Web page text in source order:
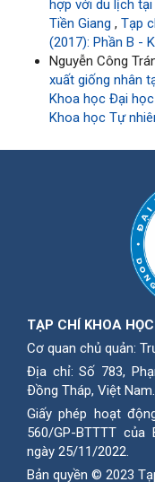
hợp với du lịch
Tiền Giang , Tạp
(2017): Phần B -
Nguyễn Công
xuất giống nhân
Khoa học Đại
Khoa học Tự
TẠP CHÍ KHOA
Cơ quan chủ quản:
Địa chỉ: Số 783,
Ðồng Tháp, Việt Nam.
Giấy phép hoạt
560/GP-BTTTT
ngày 25/11/2022.
Bản quyền © 2023